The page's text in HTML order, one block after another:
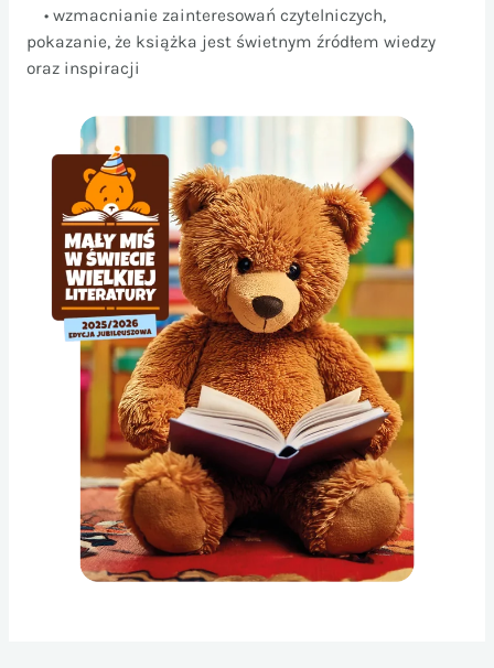
• wzmacnianie zainteresowań czytelniczych,
pokazanie, że książka jest świetnym źródłem wiedzy
oraz inspiracji